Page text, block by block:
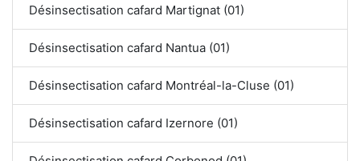
Désinsectisation cafard Martignat (01)
Désinsectisation cafard Nantua (01)
Désinsectisation cafard Montréal-la-Cluse (01)
Désinsectisation cafard Izernore (01)